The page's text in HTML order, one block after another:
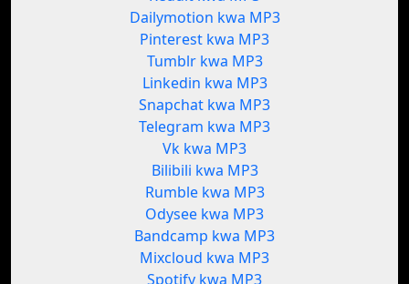
Dailymotion kwa MP3
Pinterest kwa MP3
Tumblr kwa MP3
Linkedin kwa MP3
Snapchat kwa MP3
Telegram kwa MP3
Vk kwa MP3
Bilibili kwa MP3
Rumble kwa MP3
Odysee kwa MP3
Bandcamp kwa MP3
Mixcloud kwa MP3
Spotify kwa MP3